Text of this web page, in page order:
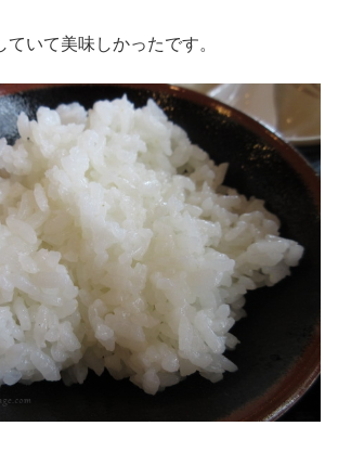
いて美味しかったです。